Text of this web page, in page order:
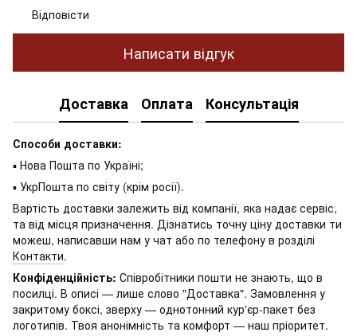
Відповісти
Написати відгук
Доставка Оплата Консультація
Способи доставки:
▪ Нова Пошта по Україні;
▪ УкрПошта по світу (крім росії).
Вартість доставки залежить від компанії, яка надає сервіс,
та від місця призначення. Дізнатись точну ціну доставки ти
можеш, написавши нам у чат або по телефону в розділі
Контакти.
Конфіденційність: Співробітники пошти не знають, що в
посилці. В описі — лише слово "Доставка". Замовлення у
закритому боксі, зверху — однотонний кур'єр-пакет без
логотипів. Твоя анонімність та комфорт — наш пріоритет.